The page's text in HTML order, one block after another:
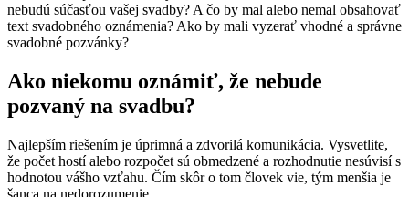
nebudú súčasťou vašej svadby? A čo by mal alebo nemal obsahovať
text svadobného oznámenia? Ako by mali vyzerať vhodné a správne
svadobné pozvánky?
Ako niekomu oznámiť, že nebude
pozvaný na svadbu?
Najlepším riešením je úprimná a zdvorilá komunikácia. Vysvetlite,
že počet hostí alebo rozpočet sú obmedzené a rozhodnutie nesúvisí s
hodnotou vášho vzťahu. Čím skôr o tom človek vie, tým menšia je